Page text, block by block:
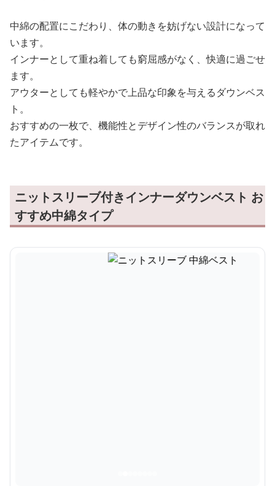
中綿の配置にこだわり、体の動きを妨げない設計になって
います。
インナーとして重ね着しても窮屈感がなく、快適に過ごせ
ます。
アウターとしても軽やかで上品な印象を与えるダウンベス
ト。
おすすめの一枚で、機能性とデザイン性のバランスが取れ
たアイテムです。
ニットスリーブ付きインナーダウンベスト お
すすめ中綿タイプ